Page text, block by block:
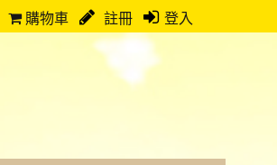
購物車 註冊 登入